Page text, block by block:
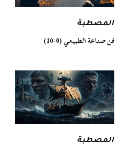
المصطبة
فن صناعة الطبيعي (0-10)
المصطبة